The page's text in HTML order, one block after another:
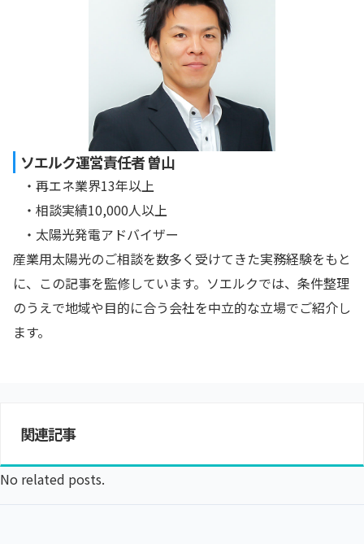
ソエルク運営責任者 曽山
・再エネ業界13年以上
・相談実績10,000人以上
・太陽光発電アドバイザー
産業用太陽光のご相談を数多く受けてきた実務経験をもと
に、この記事を監修しています。ソエルクでは、条件整理
のうえで地域や目的に合う会社を中立的な立場でご紹介し
ます。
関連記事
No related posts.